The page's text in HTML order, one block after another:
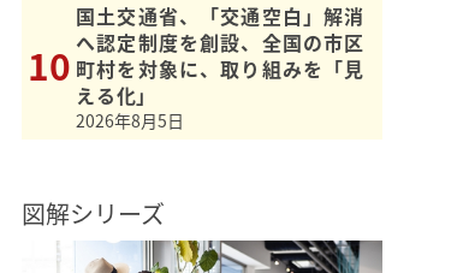
国土交通省、「交通空白」解消
へ認定制度を創設、全国の市区
町村を対象に、取り組みを「見
える化」
2026年8月5日
図解シリーズ